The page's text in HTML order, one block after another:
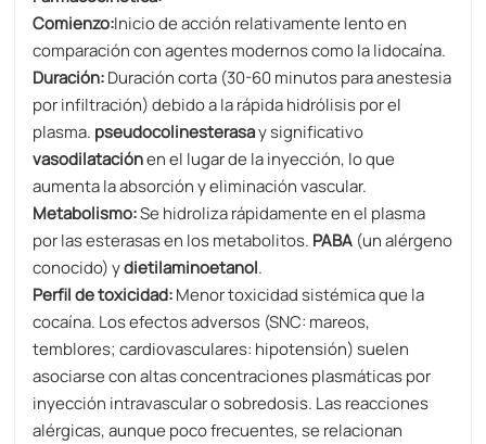
Comienzo:Inicio de acción relativamente lento en
comparación con agentes modernos como la lidocaína.
Duración:Duración corta (30-60 minutos para anestesia
por infiltración) debido a la rápida hidrólisis por el
plasma. pseudocolinesterasa​ y significativo
vasodilatación​ en el lugar de la inyección, lo que
aumenta la absorción y eliminación vascular.
Metabolismo:​​Se hidroliza rápidamente en el plasma
por las esterasas en los metabolitos. PABA ​ (un alérgeno
conocido) y ​dietilaminoetanol.
Perfil de toxicidad:Menor toxicidad sistémica que la
cocaína. Los efectos adversos (SNC: mareos,
temblores; cardiovasculares: hipotensión) suelen
asociarse con altas concentraciones plasmáticas por
inyección intravascular o sobredosis. Las reacciones
alérgicas, aunque poco frecuentes, se relacionan